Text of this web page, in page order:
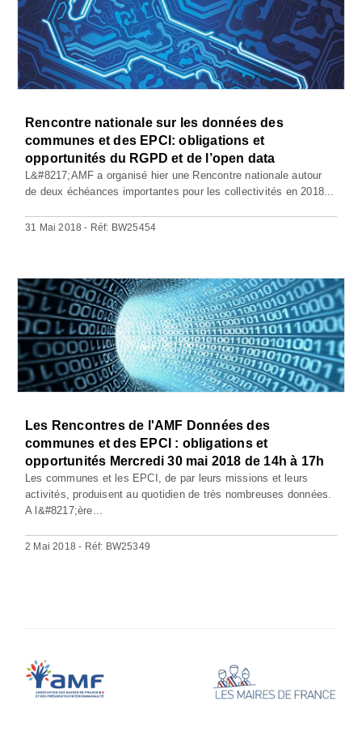
Rencontre nationale sur les données des
communes et des EPCI: obligations et
opportunités du RGPD et de l’open data
L&#8217;AMF a organisé hier une Rencontre nationale autour
de deux échéances importantes pour les collectivités en 2018...
31 Mai 2018 - Réf: BW25454
Les Rencontres de l'AMF Données des
communes et des EPCI : obligations et
opportunités Mercredi 30 mai 2018 de 14h à 17h
Les communes et les EPCI, de par leurs missions et leurs
activités, produisent au quotidien de très nombreuses données.
A l&#8217;ère...
2 Mai 2018 - Réf: BW25349